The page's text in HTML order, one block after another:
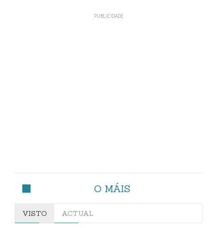
O MÁIS
VISTO ACTUAL